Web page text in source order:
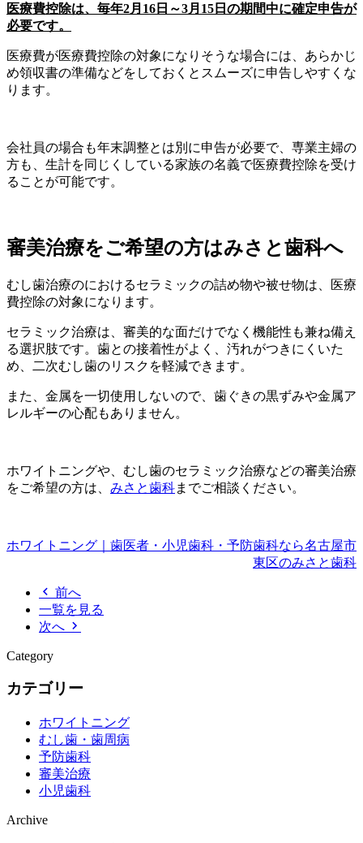
医療費控除は、毎年2月16日～3月15日の期間中に確定申告が
必要です。
医療費が医療費控除の対象になりそうな場合には、あらかじ
め領収書の準備などをしておくとスムーズに申告しやすくな
ります。
会社員の場合も年末調整とは別に申告が必要で、専業主婦の
方も、生計を同じくしている家族の名義で医療費控除を受け
ることが可能です。
審美治療をご希望の方はみさと歯科へ
むし歯治療のにおけるセラミックの詰め物や被せ物は、医療
費控除の対象になります。
セラミック治療は、審美的な面だけでなく機能性も兼ね備え
る選択肢です。歯との接着性がよく、汚れがつきにくいた
め、二次むし歯のリスクを軽減できます。
また、金属を一切使用しないので、歯ぐきの黒ずみや金属ア
レルギーの心配もありません。
ホワイトニングや、むし歯のセラミック治療などの審美治療
をご希望の方は、 みさと歯科までご相談ください。
ホワイトニング｜歯医者・小児歯科・予防歯科なら名古屋市
東区のみさと歯科
前へ
一覧を見る
次へ
Category
カテゴリー
ホワイトニング
むし歯・歯周病
予防歯科
審美治療
小児歯科
Archive